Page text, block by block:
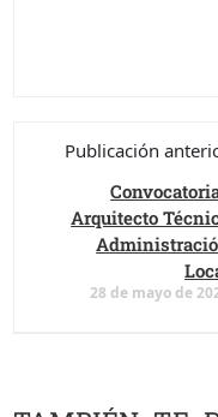
Publicación
Arquitecto
28 de mayo de